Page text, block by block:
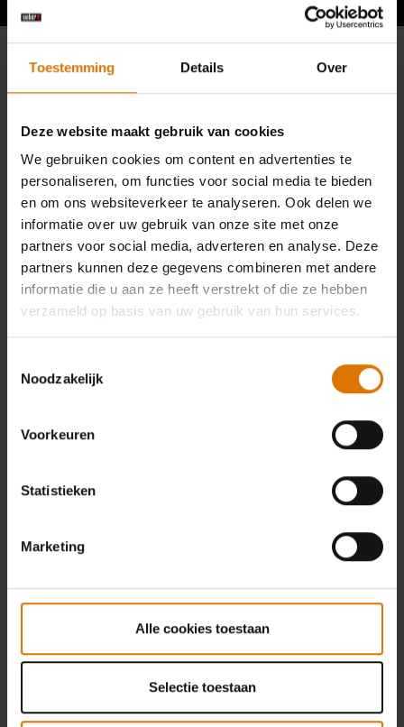
Toestemming Details Over
Deze website maakt gebruik van cookies
We gebruiken cookies om content en advertenties te
personaliseren, om functies voor social media te bieden
en om ons websiteverkeer te analyseren. Ook delen we
informatie over uw gebruik van onze site met onze
partners voor social media, adverteren en analyse. Deze
partners kunnen deze gegevens combineren met andere
informatie die u aan ze heeft verstrekt of die ze hebben
verzameld op basis van uw gebruik van hun services.
Noodzakelijk
Voorkeuren
Statistieken
Marketing
Alle cookies toestaan
Selectie toestaan